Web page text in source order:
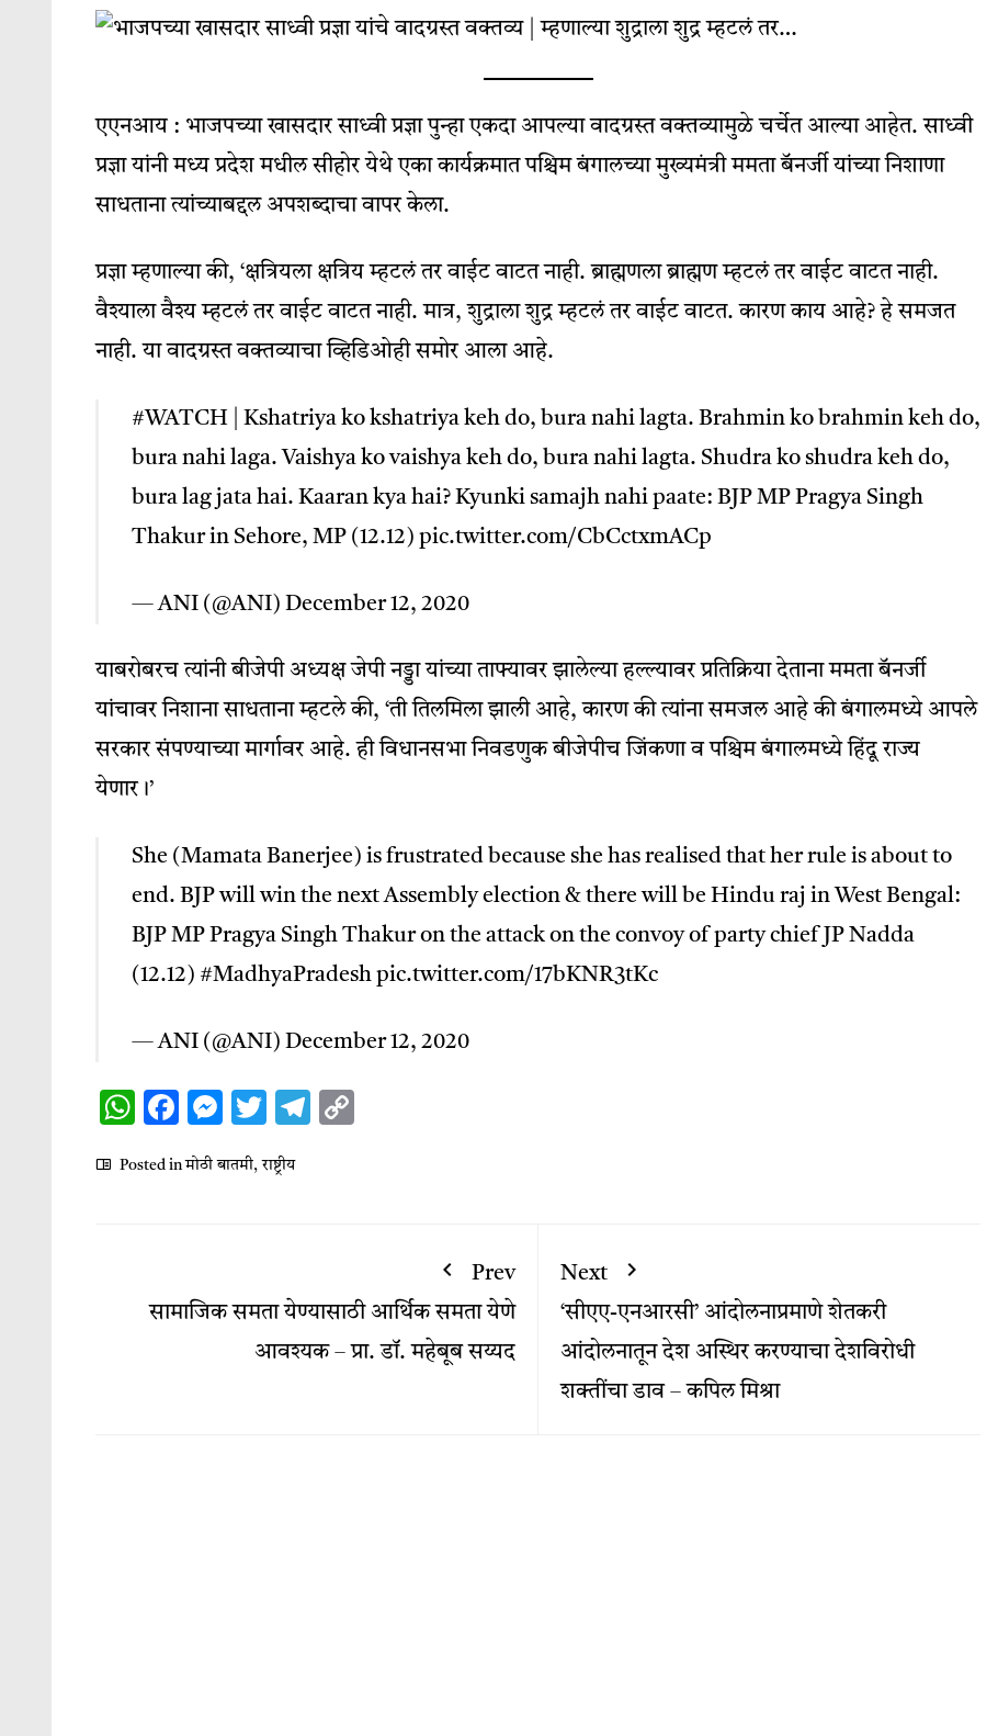
एएनआय : भाजपच्या खासदार साध्वी प्रज्ञा पुन्हा एकदा आपल्या वादग्रस्त वक्तव्यामुळे चर्चेत आल्या आहेत. साध्‍वी
प्रज्ञा यांनी मध्‍य प्रदेश मधील सीहोर येथे एका कार्यक्रमात पश्चिम बंगालच्या मुख्यमंत्री ममता बॅनर्जी यांच्या निशाणा
साधताना त्यांच्याबद्दल अपशब्दाचा वापर केला.
प्रज्ञा म्हणाल्या की, ‘क्षत्रियला क्षत्रिय म्हटलं तर वाईट वाटत नाही. ब्राह्मणला ब्राह्मण म्हटलं तर वाईट वाटत नाही.
वैश्‍याला वैश्‍य म्हटलं तर वाईट वाटत नाही. मात्र, शुद्राला शुद्र म्हटलं तर वाईट वाटत. कारण काय आहे? हे समजत
नाही. या वादग्रस्त वक्तव्याचा व्हिडिओही समोर आला आहे.
#WATCH | Kshatriya ko kshatriya keh do, bura nahi lagta. Brahmin ko brahmin keh do,
bura nahi laga. Vaishya ko vaishya keh do, bura nahi lagta. Shudra ko shudra keh do,
bura lag jata hai. Kaaran kya hai? Kyunki samajh nahi paate: BJP MP Pragya Singh
Thakur in Sehore, MP (12.12) pic.twitter.com/CbCctxmACp
— ANI (@ANI) December 12, 2020
याबरोबरच त्यांनी बीजेपी अध्‍यक्ष जेपी नड्डा यांच्या ताफ्यावर झालेल्या हल्ल्यावर प्रतिक्रिया देताना ममता बॅनर्जी
यांचावर निशाना साधताना म्हटले की, ‘ती तिलमिला झाली आहे, कारण की त्यांना समजल आहे की बंगालमध्ये आपले
सरकार संपण्याच्या मार्गावर आहे. ही विधानसभा निवडणुक बीजेपीच जिंकणा व पश्चिम बंगालमध्ये हिंदू राज्‍य
येणार।’
She (Mamata Banerjee) is frustrated because she has realised that her rule is about to
end. BJP will win the next Assembly election & there will be Hindu raj in West Bengal:
BJP MP Pragya Singh Thakur on the attack on the convoy of party chief JP Nadda
(12.12) #MadhyaPradesh pic.twitter.com/17bKNR3tKc
— ANI (@ANI) December 12, 2020
WhatsApp
Facebook
Messenger
TwitterTelegram
Posted inमोठी बातमी,राष्ट्रीय
Prev
सामाजिक समता येण्यासाठी आर्थिक समता येणे
आवश्यक – प्रा. डॉ. महेबूब सय्यद
Next
‘सीएए-एनआरसी’ आंदोलनाप्रमाणे शेतकरी
आंदोलनातून देश अस्थिर करण्याचा देशविरोधी
शक्तींचा डाव – कपिल मिश्रा